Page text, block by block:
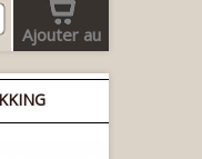
Ajouter au
panier